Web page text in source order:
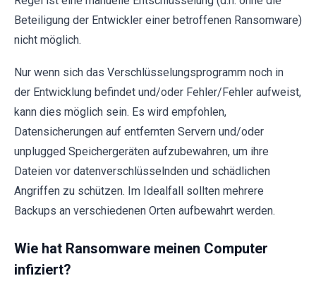
Beteiligung der Entwickler einer betroffenen Ransomware)
nicht möglich.
Nur wenn sich das Verschlüsselungsprogramm noch in
der Entwicklung befindet und/oder Fehler/Fehler aufweist,
kann dies möglich sein. Es wird empfohlen,
Datensicherungen auf entfernten Servern und/oder
unplugged Speichergeräten aufzubewahren, um ihre
Dateien vor datenverschlüsselnden und schädlichen
Angriffen zu schützen. Im Idealfall sollten mehrere
Backups an verschiedenen Orten aufbewahrt werden.
Wie hat Ransomware meinen Computer
infiziert?